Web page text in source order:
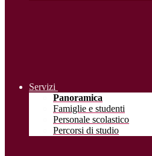
Servizi
Panoramica
Famiglie e studenti
Personale scolastico
Percorsi di studio